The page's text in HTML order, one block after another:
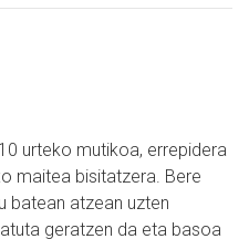
urteko mutikoa, errepidera
maitea bisitatzera. Bere
batean atzean uzten
geratzen da eta basoa